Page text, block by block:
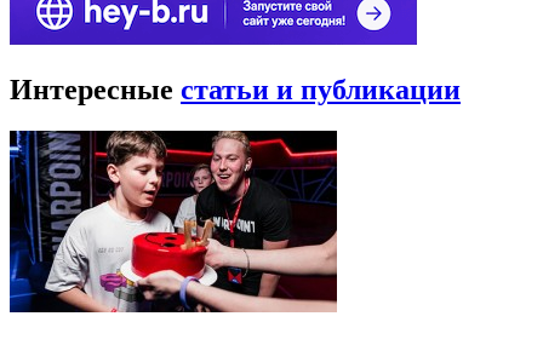
Интересные статьи и публикации